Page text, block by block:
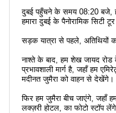
दुबई पहुँचने के समय 08:20 बजे,
हमारा दुबई के पैनोरामिक सिटी
सड़क यात्रा से पहले,
नाश्ते के बाद, हम शेख जायद
प्रभावशाली मार्ग है, जहाँ हम
मदीनत जुमैरा को वाहन से देखेंगे।
फिर हम जुमैरा बीच जाएंगे, जहाँ
लक्ज़री होटल, का फोटो स्टॉप